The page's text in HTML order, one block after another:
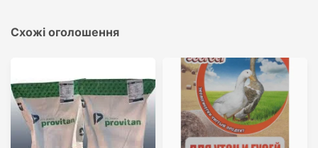
Схожі оголошення